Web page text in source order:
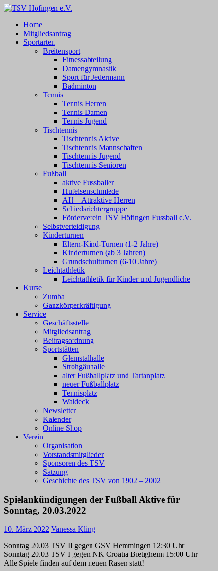
Zum
springen
TSV Höfingen e.V.
TSV Höfingen e.V.
Home
Mitgliedsantrag
Sportarten
Breitensport
Fitnessabteilung
Damengymnastik
Sport für Jedermann
Badminton
Tennis
Tennis Herren
Tennis Damen
Tennis Jugend
Tischtennis
Tischtennis Aktive
Tischtennis Mannschaften
Tischtennis Jugend
Tischtennis Senioren
Fußball
aktive Fussballer
Hufeisenschmiede
AH – Attraktive Herren
Schiedsrichtergruppe
Förderverein TSV Höfingen Fussball e.V.
Selbstverteidigung
Kinderturnen
Eltern-Kind-Turnen (1-2 Jahre)
Kinderturnen (ab 3 Jahren)
Grundschulturnen (6-10 Jahre)
Leichtathletik
Leichtathletik für Kinder und Jugendliche
Kurse
Zumba
Ganzkörperkräftigung
Service
Geschäftsstelle
Mitgliedsantrag
Beitragsordnung
Sportstätten
Glemstalhalle
Strohgäuhalle
alter Fußballplatz und Tartanplatz
neuer Fußballplatz
Tennisplatz
Waldeck
Newsletter
Kalender
Online Shop
Verein
Organisation
Vorstandsmitglieder
Sponsoren des TSV
Satzung
Geschichte des TSV von 1902 – 2002
Spielankündigungen der Fußball Aktive für
Sonntag, 20.03.2022
10. März 2022 Vanessa Kling
Sonntag 20.03 TSV II gegen GSV Hemmingen 12:30 Uhr
Sonntag 20.03 TSV I gegen NK Croatia Bietigheim 15:00 Uhr
Alle Spiele finden auf dem neuen Rasen statt!